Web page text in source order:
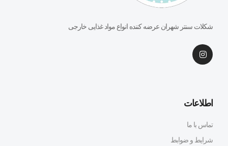
شکلات سنتر شهران عرضه کننده انواع مواد غذایی خارجی
اطلاعات
تماس با ما
شرایط و ضوابط